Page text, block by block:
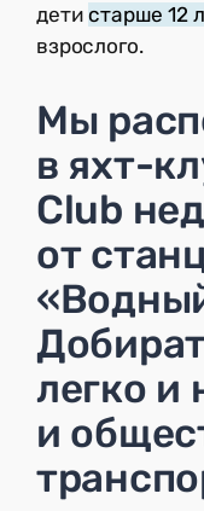
детистарше 12
взрослого.
Мы
в яхт-
Club
от
легко и
и